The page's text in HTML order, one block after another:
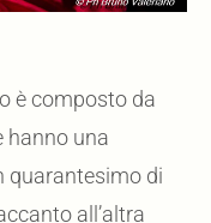
è composto da
hanno una
quarantesimo di
all’altra